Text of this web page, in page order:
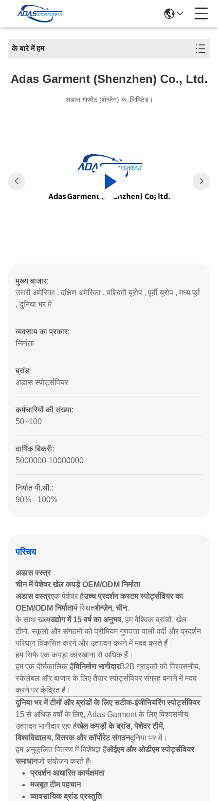
के बारे में हम
Adas Garment (Shenzhen) Co., Ltd.
अडास गारमेंट (शेन्ज़ेन) कं, लिमिटेड।
मुख्य बाजार:
उत्तरी अमेरिका , दक्षिण अमेरिका , पश्चिमी यूरोप , पूर्वी यूरोप , मध्य पूर्व
, दुनिया भर में
व्यवसाय का प्रकार:
निर्माता
ब्रांड
अडास स्पोर्ट्सवियर
कर्मचारियों की संख्या:
50~100
वार्षिक बिक्री:
5000000-10000000
निर्यात पी.सी.:
90% - 100%
परिचय
अडास वस्त्र
चीन में पेशेवर खेल कपड़े OEM/ODM निर्माता
अडास वस्त्रएक पेशेवर हैउच्च प्रदर्शन कस्टम स्पोर्ट्सवियर का
OEM/ODM निर्मातामें स्थितशेन्ज़ेन, चीन.
के साथ खत्मउद्योग में 15 वर्ष का अनुभव, हम वैश्विक ब्रांडों, खेल
टीमों, स्कूलों और संगठनों को प्रीमियम गुणवत्ता वाली वर्दी और प्रदर्शन
परिधान विकसित करने और उत्पादन करने में मदद करते हैं।
हम सिर्फ एक कपड़ा कारखाना से अधिक हैं।
हम एक दीर्घकालिक हैंविनिर्माण भागीदारB2B ग्राहकों को विश्वसनीय,
स्केलेबल और बाजार के लिए तैयार स्पोर्ट्सवियर संग्रह बनाने में मदद
करने पर केंद्रित है।
दुनिया भर में टीमों और ब्रांडों के लिए सटीक-इंजीनियरिंग स्पोर्ट्सवियर
15 से अधिक वर्षों के लिए, Adas Garment के लिए विश्वसनीय
उत्पादन भागीदार रहा हैखेल कपड़ों के ब्रांड, पेशेवर टीमें,
विश्वविद्यालय, वितरक और कॉर्पोरेट संगठनदुनिया भर में।
हम अनुकूलित वितरण में विशेषज्ञ हैंओईएम और ओडीएम स्पोर्ट्सवियर
समाधानजो संयोजन करते हैंः
प्रदर्शन आधारित कार्यक्षमता
मजबूत टीम पहचान
व्यावसायिक ब्रांड प्रस्तुति